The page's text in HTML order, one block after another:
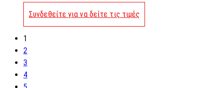
Συνδεθείτε για να δείτε τις τιμές
1
2
3
4